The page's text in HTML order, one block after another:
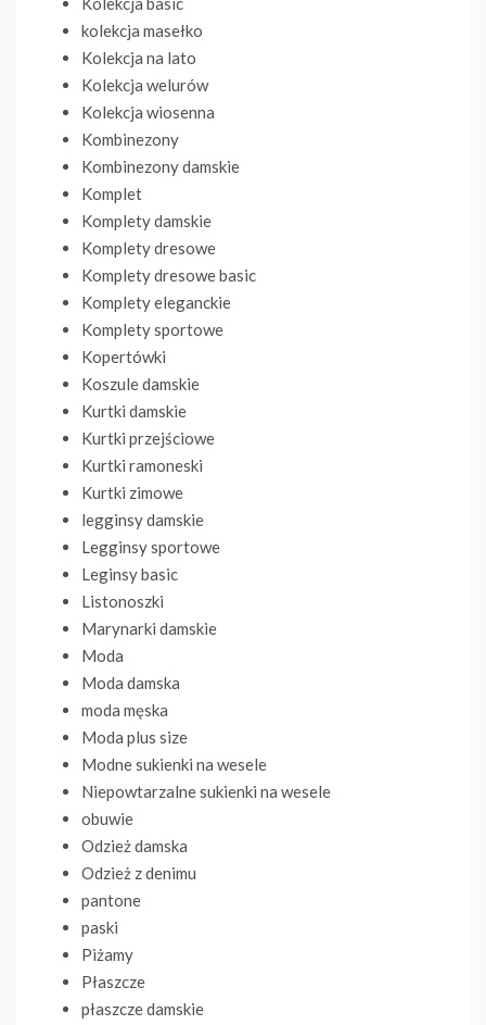
kolekcja masełko
Kolekcja na lato
Kolekcja welurów
Kolekcja wiosenna
Kombinezony
Kombinezony damskie
Komplet
Komplety damskie
Komplety dresowe
Komplety dresowe basic
Komplety eleganckie
Komplety sportowe
Kopertówki
Koszule damskie
Kurtki damskie
Kurtki przejściowe
Kurtki ramoneski
Kurtki zimowe
legginsy damskie
Legginsy sportowe
Leginsy basic
Listonoszki
Marynarki damskie
Moda
Moda damska
moda męska
Moda plus size
Modne sukienki na wesele
Niepowtarzalne sukienki na wesele
obuwie
Odzież damska
Odzież z denimu
pantone
paski
Piżamy
Płaszcze
płaszcze damskie